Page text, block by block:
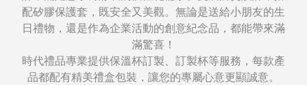
配矽膠保護套，既安全又美觀。無論是送給小朋友的生
日禮物，還是作為企業活動的創意紀念品，都能帶來滿
滿驚喜！
時代禮品專業提供保溫杯訂製、訂製杯等服務，每款產
品都配有精美禮盒包裝，讓您的專屬心意更顯誠意。